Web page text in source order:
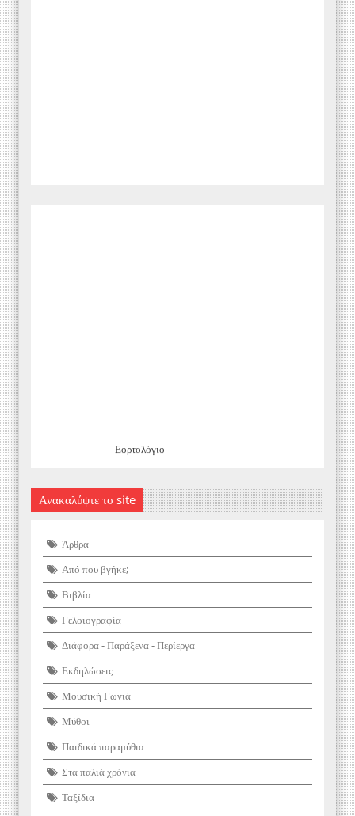
Εορτολόγιο
Ανακαλύψτε το site
Άρθρα
Από που βγήκε;
Βιβλία
Γελοιογραφία
Διάφορα - Παράξενα - Περίεργα
Εκδηλώσεις
Μουσική Γωνιά
Μύθοι
Παιδικά παραμύθια
Στα παλιά χρόνια
Ταξίδια